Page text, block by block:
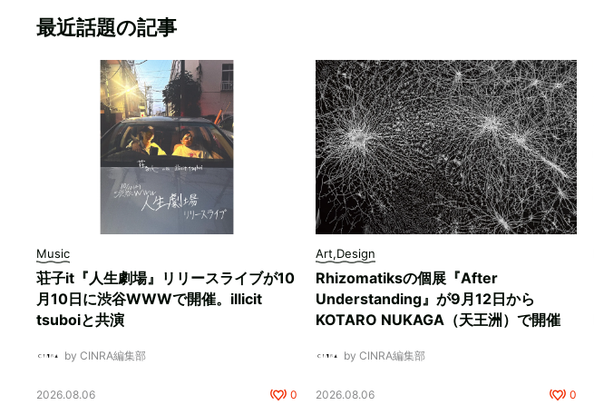
最近話題の記事
Music
荘子it『人生劇場』リリースライブが10
月10日に渋谷WWWで開催。illicit
tsuboiと共演
by CINRA編集部
2026.08.06 0
Art,Design
Rhizomatiksの個展『After
Understanding』が9月12日から
KOTARO NUKAGA（天王洲）で開催
by CINRA編集部
2026.08.06 0